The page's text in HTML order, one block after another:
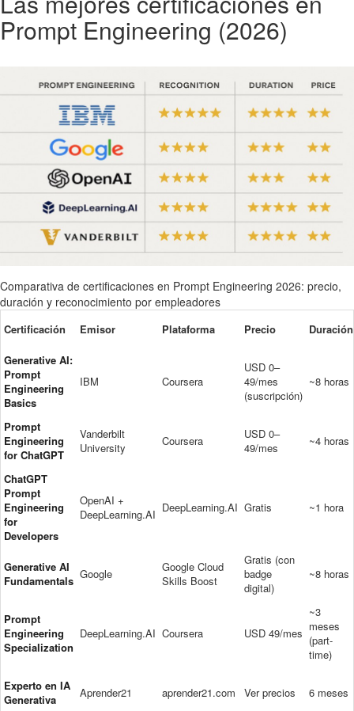
Prompt Engineering (2026)
Comparativa de certificaciones en Prompt Engineering 2026: precio,
duración y reconocimiento por empleadores
Certificación Emisor Plataforma Precio Duración
Generative AI:
Prompt
Engineering
Basics
IBM Coursera
USD 0–
49/mes
(suscripción)
~8 horas
Prompt
Engineering
for ChatGPT
Vanderbilt
University
Coursera
USD 0–
49/mes
~4 horas
ChatGPT
Prompt
Engineering
for
Developers
OpenAI +
DeepLearning.AI DeepLearning.AI Gratis ~1 hora
Generative AI
Fundamentals Google
Google Cloud
Skills Boost
Gratis (con
badge
digital)
~8 horas
Prompt
Engineering
Specialization
DeepLearning.AI Coursera USD 49/mes
~3
meses
(part-
time)
Experto en IA
Generativa
Aprender21 aprender21.com Ver precios 6 meses